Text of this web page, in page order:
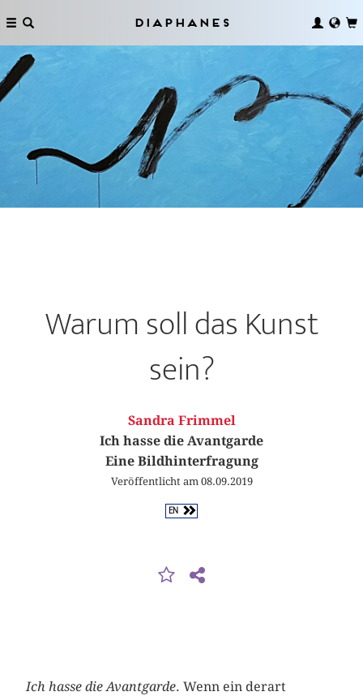
Diaphanes
Warum soll das Kunst
sein?
Sandra Frimmel
Ich hasse die Avantgarde
Eine Bildhinterfragung
Veröffentlicht am 08.09.2019
EN
Ich hasse die Avantgarde. Wenn ein derart